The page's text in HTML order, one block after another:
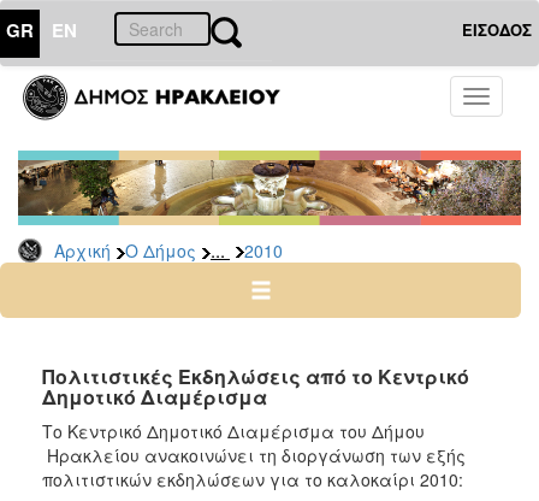
GR EN ΕΙΣΟΔΟΣ
Toggle
Αρχική Ο Δήμος ... 2010
ΔΗΜΟΣ
Δελτία
Τύπου
Αρχείο
2026
2024
2022
2021
2020
Πολιτιστικές Εκδηλώσεις από το Κεντρικό
Δημοτικό Διαμέρισμα
Το Κεντρικό Δημοτικό Διαμέρισμα του Δήμου
Ηρακλείου ανακοινώνει τη διοργάνωση των εξής
πολιτιστικών εκδηλώσεων για το καλοκαίρι 2010: